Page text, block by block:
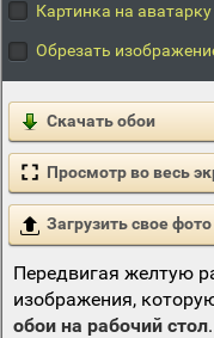
Картинка на аватарку
Обрезать
Скачать обои
Просмотр во весь
Загрузить свое фото
Передвигая желтую
изображения,
обои на рабочий стол